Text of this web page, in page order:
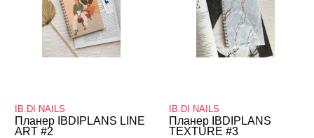
IB.DI NAILS
Планер IBDIPLANS LINE
ART #2
IB.DI NAILS
Планер IBDIPLANS
TEXTURE #3